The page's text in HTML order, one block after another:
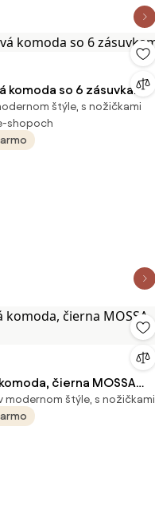
komoda so 6 zásuvkami
štýle, s nožičkami
shopoch
čierna MOSSA
modernom štýle, s nožičkami